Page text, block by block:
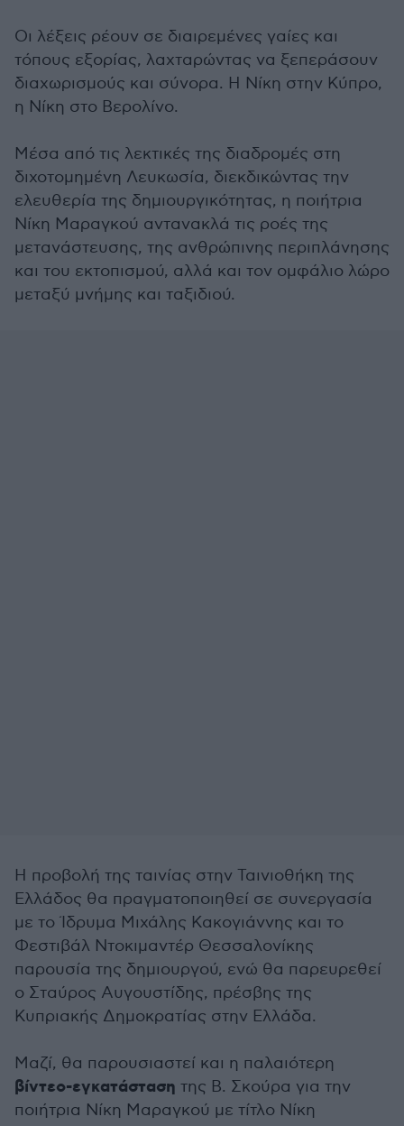
Οι λέξεις ρέουν σε διαιρεμένες γαίες και
τόπους εξορίας, λαχταρώντας να ξεπεράσουν
διαχωρισμούς και σύνορα. Η Νίκη στην Κύπρο,
η Νίκη στο Βερολίνο.
Μέσα από τις λεκτικές της διαδρομές στη
διχοτομημένη Λευκωσία, διεκδικώντας την
ελευθερία της δημιουργικότητας, η ποιήτρια
Νίκη Μαραγκού αντανακλά τις ροές της
μετανάστευσης, της ανθρώπινης περιπλάνησης
και του εκτοπισμού, αλλά και τον ομφάλιο λώρο
μεταξύ μνήμης και ταξιδιού.
Η προβολή της ταινίας στην Ταινιοθήκη της
Ελλάδος θα πραγματοποιηθεί σε συνεργασία
με το Ίδρυμα Μιχάλης Κακογιάννης και το
Φεστιβάλ Ντοκιμαντέρ Θεσσαλονίκης
παρουσία της δημιουργού, ενώ θα παρευρεθεί
ο Σταύρος Αυγουστίδης, πρέσβης της
Κυπριακής Δημοκρατίας στην Ελλάδα.
Μαζί, θα παρουσιαστεί και η παλαιότερη
βίντεο-εγκατάσταση της Β. Σκούρα για την
ποιήτρια Νίκη Μαραγκού με τίτλο Νίκη